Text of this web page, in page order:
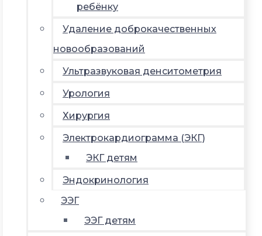
ребёнку
Удаление доброкачественных
новообразований
Ультразвуковая денситометрия
Урология
Хирургия
Электрокардиограмма (ЭКГ)
ЭКГ детям
Эндокринология
ЭЭГ
ЭЭГ детям